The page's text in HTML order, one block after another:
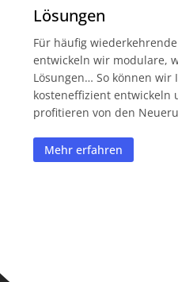
Lösungen
Für häufig
entwickeln wir modulare,
Lösungen… So können wir
kosteneffizient entwickeln
profitieren von den
Mehr erfahren